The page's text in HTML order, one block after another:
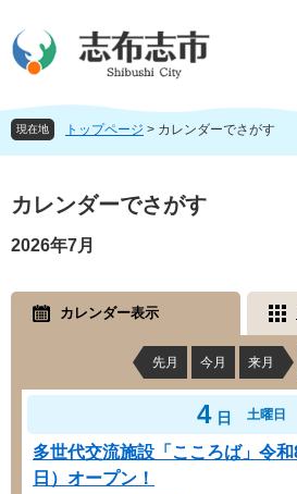
ジ
頭
ュ
飛
本
文
現在地 トップページ > カレンダーでさがす
文
カレンダーでさがす
2026年7月
カレンダー表示
先月 今月 来月
4 日 土曜日
多世代交流施設「こころば」令
日）オープン！